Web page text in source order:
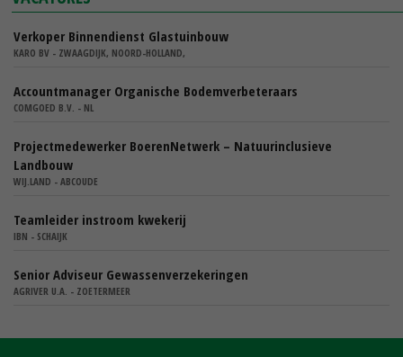
Verkoper Binnendienst Glastuinbouw
KARO BV - ZWAAGDIJK, NOORD-HOLLAND,
Accountmanager Organische Bodemverbeteraars
COMGOED B.V. - NL
Projectmedewerker BoerenNetwerk – Natuurinclusieve
Landbouw
WIJ.LAND - ABCOUDE
Teamleider instroom kwekerij
IBN - SCHAIJK
Senior Adviseur Gewassenverzekeringen
AGRIVER U.A. - ZOETERMEER